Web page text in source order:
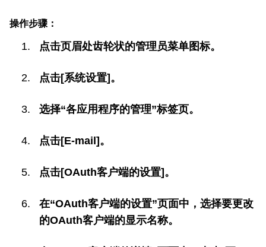
操作步骤：
点击页眉处齿轮状的管理员菜单图标。
点击[系统设置]。
选择“各应用程序的管理”标签页。
点击[E-mail]。
点击[OAuth客户端的设置]。
在“OAuth客户端的设置”页面中，选择要更改
的OAuth客户端的显示名称。